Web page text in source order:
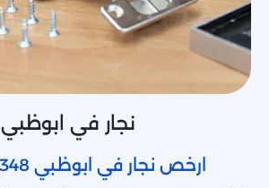
نجار في ابوظبي
ارخص نجار في ابوظبي 0527514348